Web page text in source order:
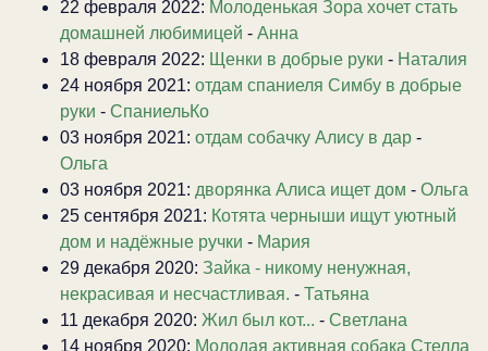
22 февраля 2022: Молоденькая Зора хочет стать
домашней любимицей - Анна
18 февраля 2022: Щенки в добрые руки - Наталия
24 ноября 2021: отдам спаниеля Симбу в добрые
руки - СпаниельКо
03 ноября 2021: отдам собачку Алису в дар -
Ольга
03 ноября 2021: дворянка Алиса ищет дом - Ольга
25 сентября 2021: Котята черныши ищут уютный
дом и надёжные ручки - Мария
29 декабря 2020: Зайка - никому ненужная,
некрасивая и несчастливая. - Татьяна
11 декабря 2020: Жил был кот... - Светлана
14 ноября 2020: Молодая активная собака Стелла